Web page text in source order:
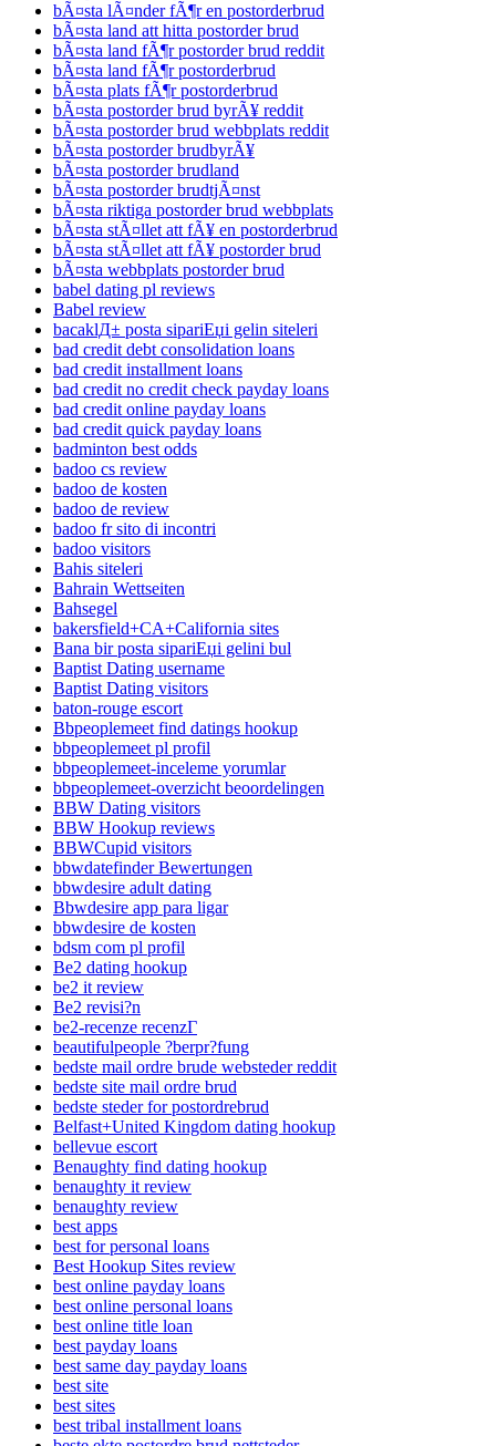
bÃ¤sta lÃ¤nder fÃ¶r en postorderbrud
bÃ¤sta land att hitta postorder brud
bÃ¤sta land fÃ¶r postorder brud reddit
bÃ¤sta land fÃ¶r postorderbrud
bÃ¤sta plats fÃ¶r postorderbrud
bÃ¤sta postorder brud byrÃ¥ reddit
bÃ¤sta postorder brud webbplats reddit
bÃ¤sta postorder brudbyrÃ¥
bÃ¤sta postorder brudland
bÃ¤sta postorder brudtjÃ¤nst
bÃ¤sta riktiga postorder brud webbplats
bÃ¤sta stÃ¤llet att fÃ¥ en postorderbrud
bÃ¤sta stÃ¤llet att fÃ¥ postorder brud
bÃ¤sta webbplats postorder brud
babel dating pl reviews
Babel review
bacaklД± posta sipariЕџi gelin siteleri
bad credit debt consolidation loans
bad credit installment loans
bad credit no credit check payday loans
bad credit online payday loans
bad credit quick payday loans
badminton best odds
badoo cs review
badoo de kosten
badoo de review
badoo fr sito di incontri
badoo visitors
Bahis siteleri
Bahrain Wettseiten
Bahsegel
bakersfield+CA+California sites
Bana bir posta sipariЕџi gelini bul
Baptist Dating username
Baptist Dating visitors
baton-rouge escort
Bbpeoplemeet find datings hookup
bbpeoplemeet pl profil
bbpeoplemeet-inceleme yorumlar
bbpeoplemeet-overzicht beoordelingen
BBW Dating visitors
BBW Hookup reviews
BBWCupid visitors
bbwdatefinder Bewertungen
bbwdesire adult dating
Bbwdesire app para ligar
bbwdesire de kosten
bdsm com pl profil
Be2 dating hookup
be2 it review
Be2 revisi?n
be2-recenze recenzГ­
beautifulpeople ?berpr?fung
bedste mail ordre brude websteder reddit
bedste site mail ordre brud
bedste steder for postordrebrud
Belfast+United Kingdom dating hookup
bellevue escort
Benaughty find dating hookup
benaughty it review
benaughty review
best apps
best for personal loans
Best Hookup Sites review
best online payday loans
best online personal loans
best online title loan
best payday loans
best same day payday loans
best site
best sites
best tribal installment loans